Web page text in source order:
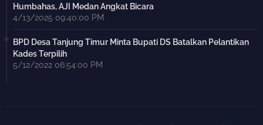
Humbahas, AJI Medan Angkat Bicara
4/13/2025 09:40:00 PM
BPD Desa Tanjung Timur Minta Bupati DS Batalkan Pelantikan
Kades Terpilih
5/12/2022 06:54:00 PM